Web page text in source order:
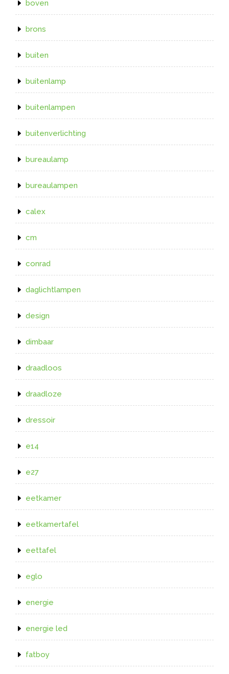
boven
brons
buiten
buitenlamp
buitenlampen
buitenverlichting
bureaulamp
bureaulampen
calex
cm
conrad
daglichtlampen
design
dimbaar
draadloos
draadloze
dressoir
e14
e27
eetkamer
eetkamertafel
eettafel
eglo
energie
energie led
fatboy